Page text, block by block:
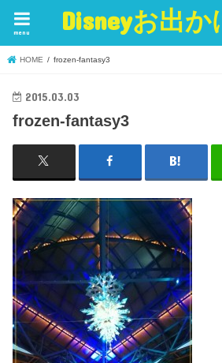
Disneyお出か
menu
HOME frozen-fantasy3
2015.03.03
frozen-fantasy3